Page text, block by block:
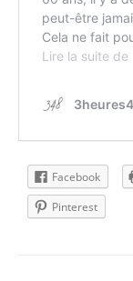
Facebook
Pinterest